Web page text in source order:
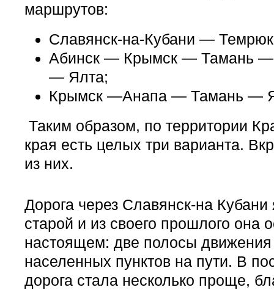
маршрутов:
Славянск-на-Кубани —
Абинск — Крымск — Тамань
— Ялта;
Крымск —Анапа — Тамань —
Таким образом, по территории
края есть целых три варианта.
из них.
Дорога через Славянск-на
старой и из своего прошлого она
настоящем: две полосы
населенных пунктов на пути. В
дорога стала несколько проще,